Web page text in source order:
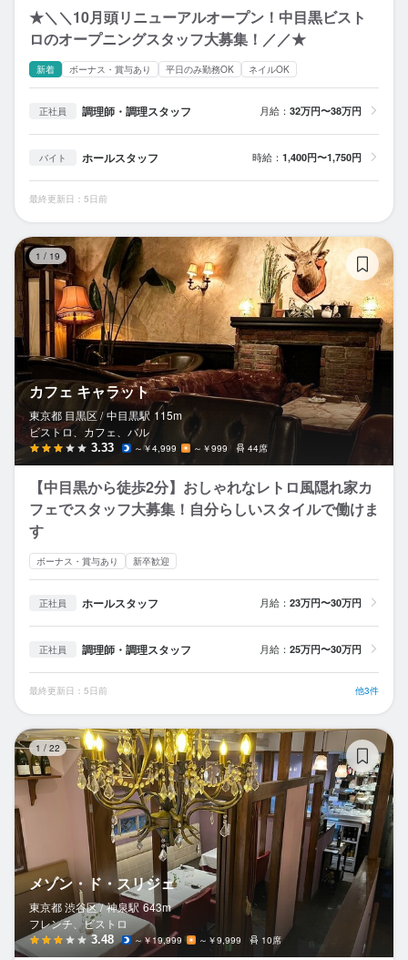
★＼＼10月頭リニューアルオープン！中目黒ビスト
ロのオープニングスタッフ大募集！／／★
新着 ボーナス・賞与あり 平日のみ勤務OK ネイルOK
正社員 調理師・調理スタッフ 月給： 32万円〜38万円
バイト ホールスタッフ 時給： 1,400円〜1,750円
最終更新日：5日前
1 / 19
カフェ キャラット
東京都 目黒区 / 中目黒駅 115m
ビストロ、カフェ、バル
3.33 ～￥4,999 ～￥999 44席
【中目黒から徒歩2分】おしゃれなレトロ風隠れ家カ
フェでスタッフ大募集！自分らしいスタイルで働けま
す
ボーナス・賞与あり 新卒歓迎
正社員 ホールスタッフ 月給： 23万円〜30万円
正社員 調理師・調理スタッフ 月給： 25万円〜30万円
最終更新日：5日前 他3件
1 / 22
メゾン・ド・スリジェ
東京都 渋谷区 / 神泉駅 643m
フレンチ、ビストロ
3.48 ～￥19,999 ～￥9,999 10席